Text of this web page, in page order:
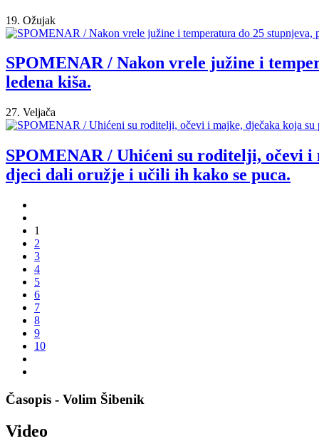
19. Ožujak
SPOMENAR / Nakon vrele južine i
ledena kiša.
27. Veljača
SPOMENAR / Uhićeni su roditelji, očevi
djeci dali oružje i učili ih kako se puca.
1
2
3
4
5
6
7
8
9
10
Časopis - Volim Šibenik
Video